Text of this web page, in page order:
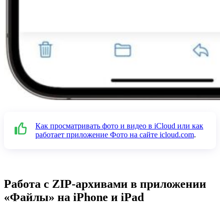
Как просматривать фото и видео в iCloud или как
работает приложение Фото на сайте icloud.com.
Работа с ZIP-архивами в приложении
«Файлы» на iPhone и iPad